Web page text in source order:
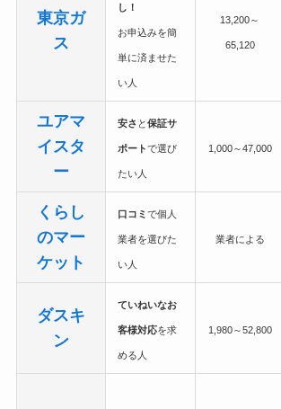
東京ガ
ス
し！
お申込みを簡
単に済ませた
い人
13,200～
65,120
ユアマ
イスタ
ー
安さ と保証サ
ポートで選び
たい人
1,000～47,000
くらし
のマー
ケット
口コミで個人
業者を選びた
い人
業者による
ダスキ
ン
ていねいなお
客様対応を求
める人
1,980～52,800